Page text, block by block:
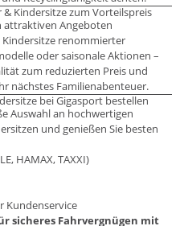
Kindersitze zum Vorteilspreis
attraktiven Angeboten
renommierter
oder saisonale Aktionen –
zum reduzierten Preis und
nächstes Familienabenteuer.
bei Gigasport bestellen
Auswahl an hochwertigen
und genießen Sie besten
HAMAX, TAXXI)
Kundenservice
sicheres Fahrvergnügen mit